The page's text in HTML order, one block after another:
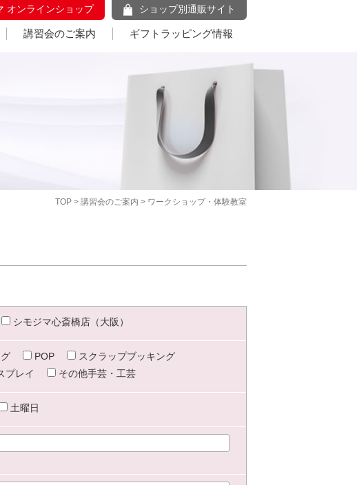
オンラインショップ ショップ別通販サイト
講習会のご案内 ギフトラッピング情報
TOP > 講習会のご案内 > ワークショップ・体験教室
シモジマ心斎橋店（大阪）
POP
スクラップブッキング
プレイ その他手芸・工芸
土曜日